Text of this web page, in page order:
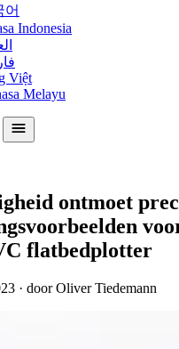
어
Indonesia
Việt
Melayu
ontmoet
flatbedplotter
· door Oliver Tiedemann